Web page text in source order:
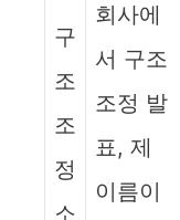
구
조
조
정
소
회사에
서 구조
조정 발
표, 제
이름이